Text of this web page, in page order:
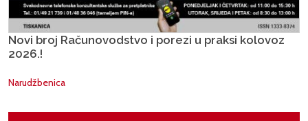
Novi broj Računovodstvo i porezi u praksi kolovoz
2026.!
Narudžbenica